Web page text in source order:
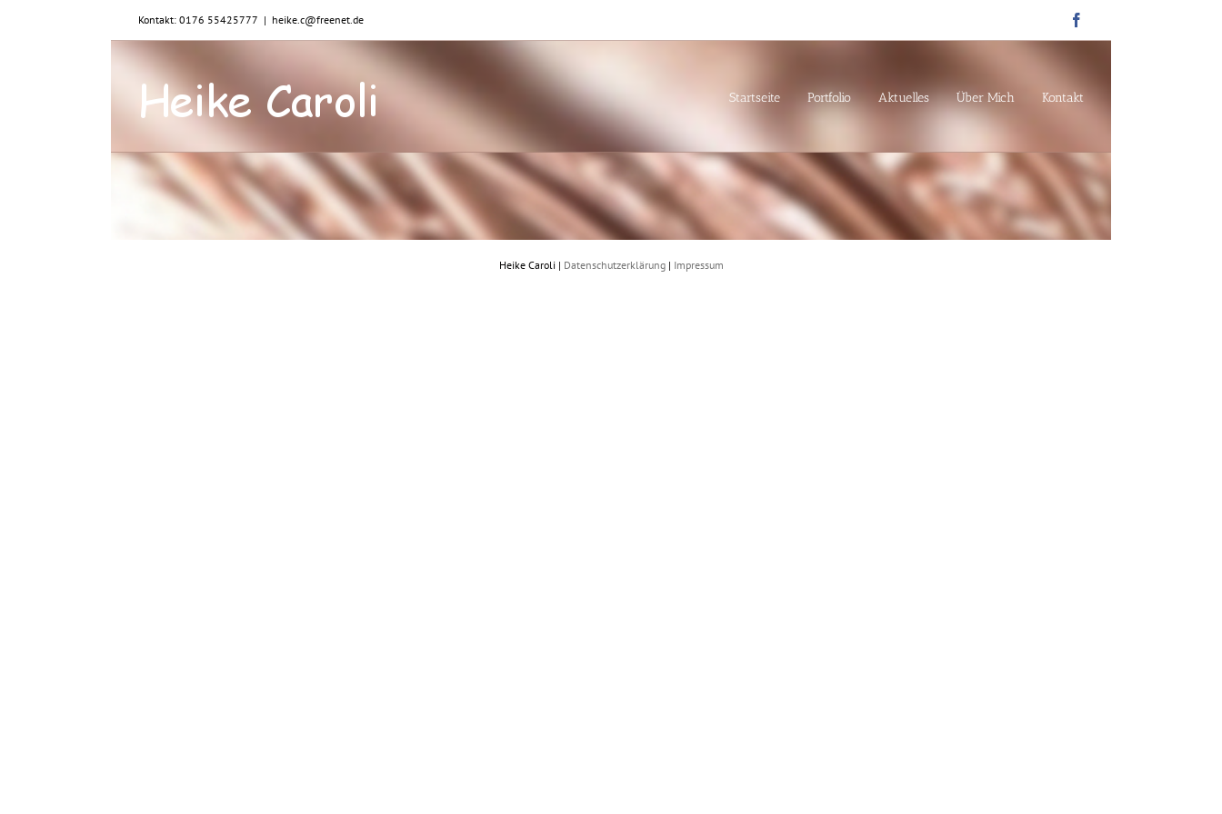
Kontakt: 0176 55425777 | heike.c@freenet.de
Startseite Portfolio Aktuelles Über Mich Kontakt
Heike Caroli | Datenschutzerklärung| Impressum